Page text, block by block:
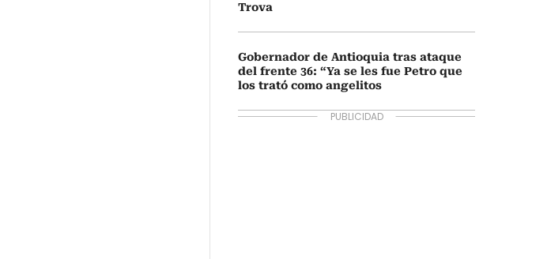
Trova
Gobernador de Antioquia tras ataque
del frente 36: “Ya se les fue Petro que
los trató como angelitos